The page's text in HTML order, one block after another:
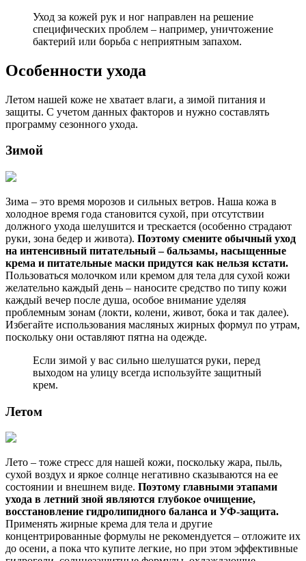
Уход за кожей рук и ног направлен на решение
специфических проблем – например, уничтожение
бактерий или борьба с неприятным запахом.
Особенности ухода
Летом нашей коже не хватает влаги, а зимой питания и
защиты. С учетом данных факторов и нужно составлять
программу сезонного ухода.
Зимой
Зима – это время морозов и сильных ветров. Наша кожа в
холодное время года становится сухой, при отсутствии
должного ухода шелушится и трескается (особенно страдают
руки, зона бедер и живота). Поэтому смените обычный уход
на интенсивный питательный – бальзамы, насыщенные
крема и питательные маски придутся как нельзя кстати.
Пользоваться молочком или кремом для тела для сухой кожи
желательно каждый день – наносите средство по типу кожи
каждый вечер после душа, особое внимание уделяя
проблемным зонам (локти, колени, живот, бока и так далее).
Избегайте использования масляных жирных формул по утрам,
поскольку они оставляют пятна на одежде.
Если зимой у вас сильно шелушатся руки, перед
выходом на улицу всегда используйте защитный
крем.
Летом
Лето – тоже стресс для нашей кожи, поскольку жара, пыль,
сухой воздух и яркое солнце негативно сказываются на ее
состоянии и внешнем виде. Поэтому главными этапами
ухода в летний зной являются глубокое очищение,
восстановление гидролипидного баланса и УФ-защита.
Применять жирные крема для тела и другие
концентрированные формулы не рекомендуется – отложите их
до осени, а пока что купите легкие, но при этом эффективные